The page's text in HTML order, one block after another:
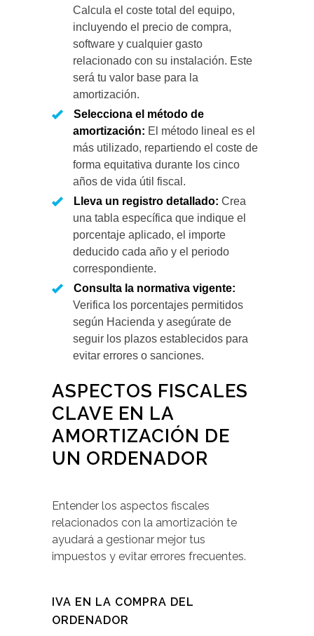
Calcula el coste total del equipo,
incluyendo el precio de compra,
software y cualquier gasto
relacionado con su instalación. Este
será tu valor base para la
amortización.
Selecciona el método de
amortización: El método lineal es el
más utilizado, repartiendo el coste de
forma equitativa durante los cinco
años de vida útil fiscal.
Lleva un registro detallado: Crea
una tabla específica que indique el
porcentaje aplicado, el importe
deducido cada año y el periodo
correspondiente.
Consulta la normativa vigente:
Verifica los porcentajes permitidos
según Hacienda y asegúrate de
seguir los plazos establecidos para
evitar errores o sanciones.
ASPECTOS FISCALES
CLAVE EN LA
AMORTIZACIÓN DE
UN ORDENADOR
Entender los aspectos fiscales
relacionados con la amortización te
ayudará a gestionar mejor tus
impuestos y evitar errores frecuentes.
IVA EN LA COMPRA DEL
ORDENADOR